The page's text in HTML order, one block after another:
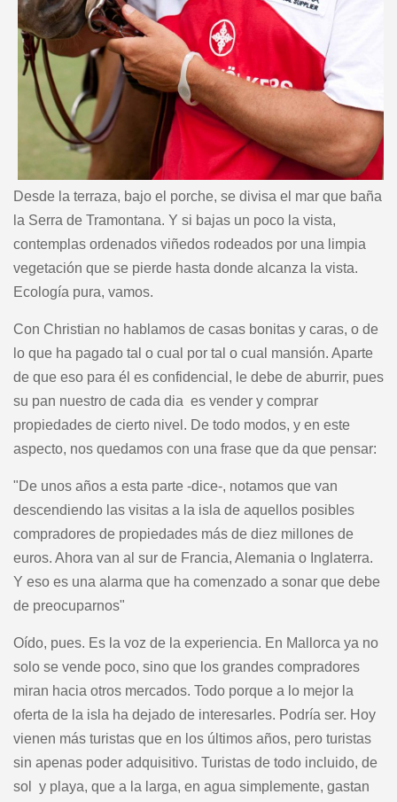
Desde la terraza, bajo el porche, se divisa el mar que baña
la Serra de Tramontana. Y si bajas un poco la vista,
contemplas ordenados viñedos rodeados por una limpia
vegetación que se pierde hasta donde alcanza la vista.
Ecología pura, vamos.
Con Christian no hablamos de casas bonitas y caras, o de
lo que ha pagado tal o cual por tal o cual mansión. Aparte
de que eso para él es confidencial, le debe de aburrir, pues
su pan nuestro de cada dia es vender y comprar
propiedades de cierto nivel. De todo modos, y en este
aspecto, nos quedamos con una frase que da que pensar:
"De unos años a esta parte -dice-, notamos que van
descendiendo las visitas a la isla de aquellos posibles
compradores de propiedades más de diez millones de
euros. Ahora van al sur de Francia, Alemania o Inglaterra.
Y eso es una alarma que ha comenzado a sonar que debe
de preocuparnos"
Oído, pues. Es la voz de la experiencia. En Mallorca ya no
solo se vende poco, sino que los grandes compradores
miran hacia otros mercados. Todo porque a lo mejor la
oferta de la isla ha dejado de interesarles. Podría ser. Hoy
vienen más turistas que en los últimos años, pero turistas
sin apenas poder adquisitivo. Turistas de todo incluido, de
sol y playa, que a la larga, en agua simplemente, gastan